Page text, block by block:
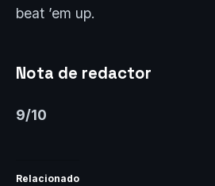
beat ’em up.
Nota de redactor
9/10
Relacionado